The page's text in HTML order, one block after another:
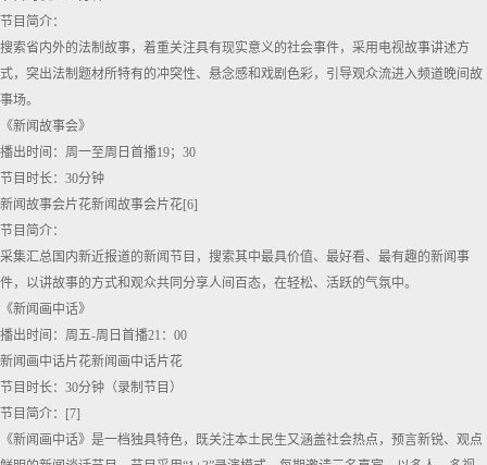
节目简介：
搜索省内外的法制故事，着重关注具有现实意义的社会事件，采用电视故事讲述方
式，突出法制题材所特有的冲突性、悬念感和戏剧色彩，引导观众流进入频道晚间故
事场。
《新闻故事会》
播出时间：周一至周日首播19；30
节目时长：30分钟
新闻故事会片花新闻故事会片花[6]
节目简介：
采集汇总国内新近报道的新闻节目，搜索其中最具价值、最好看、最有趣的新闻事
件，以讲故事的方式和观众共同分享人间百态，在轻松、活跃的气氛中。
《新闻画中话》
播出时间：周五-周日首播21：00
新闻画中话片花新闻画中话片花
节目时长：30分钟（录制节目）
节目简介：[7]
《新闻画中话》是一档独具特色，既关注本土民生又涵盖社会热点，预言新锐、观点